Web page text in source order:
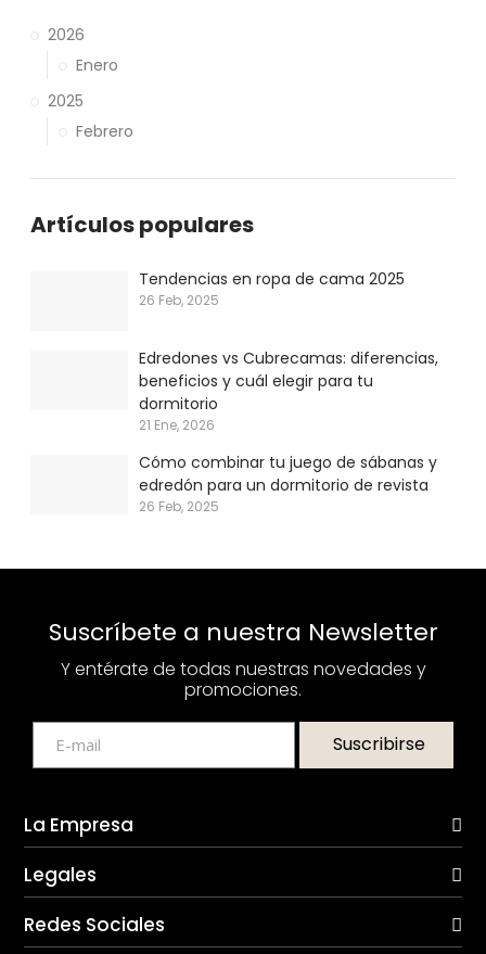
2026
Enero
2025
Febrero
Artículos populares
Tendencias en ropa de cama 2025
26 Feb, 2025
Edredones vs Cubrecamas: diferencias,
beneficios y cuál elegir para tu
dormitorio
21 Ene, 2026
Cómo combinar tu juego de sábanas y
edredón para un dormitorio de revista
26 Feb, 2025
Suscríbete a nuestra Newsletter
Y entérate de todas nuestras novedades y
promociones.
Suscribirse
La Empresa
Legales
Redes Sociales